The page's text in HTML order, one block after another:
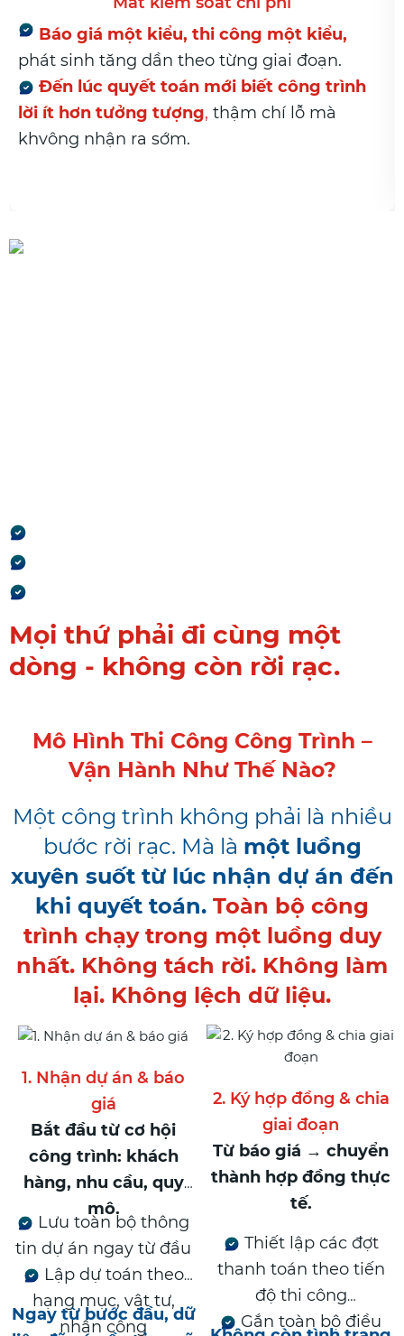
kiểu, thi công một kiểu,
dần theo từng giai đoạn.
toán mới biết công trình
tượng,thậm chí lỗ mà
ra sớm.
Xuất –
kho và công
Hao hụt
nguyên nhân
Mọi thứ phải đi cùng một
dòng - không còn rời rạc.
Mô Hình Thi Công Công Trình –
Vận Hành Như Thế Nào?
Một công trình không phải là nhiều
bước rời rạc. Mà là một luồng
xuyên suốt từ lúc nhận dự án đến
khi quyết toán. Toàn bộ công
trình chạy trong một luồng duy
nhất. Không tách rời. Không làm
lại. Không lệch dữ liệu.
1. Nhận dự án & báo
giá
Bắt đầu từ cơ hội
công trình: khách
hàng, nhu cầu, quy
mô.
Lưu toàn bộ thông
tin dự án ngay từ đầu
Lập dự toán theo
hạng mục, vật tư,
nhân công
Ngay từ bước đầu, dữ
2. Ký hợp đồng & chia
giai đoạn
Từ báo giá → chuyển
thành hợp đồng thực
tế.
Thiết lập các đợt
thanh toán theo tiến
độ thi công
Gắn toàn bộ điều